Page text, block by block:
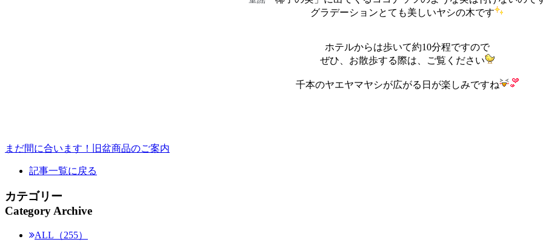
グラデーションとても美しいヤシの木です
ホテルからは歩いて約10分程ですので
ぜひ、お散歩する際は、ご覧ください
千本のヤエヤマヤシが広がる日が楽しみですね
まだ間に合います！旧盆商品のご案内
記事一覧に戻る
カテゴリー
Category Archive
ALL（255）